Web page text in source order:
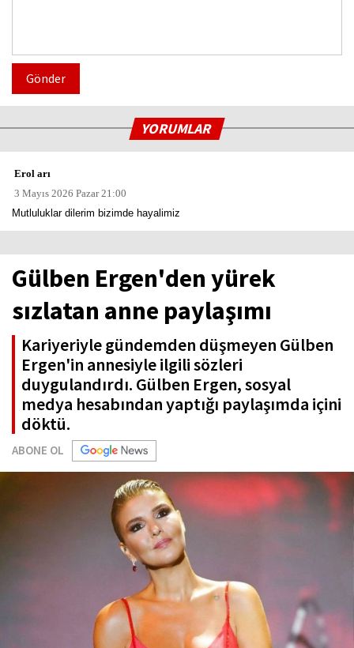
Gönder
YORUMLAR
Erol arı
3 Mayıs 2026 Pazar 21:00
Mutluluklar dilerim bizimde hayalimiz
Gülben Ergen'den yürek
sızlatan anne paylaşımı
Kariyeriyle gündemden düşmeyen Gülben
Ergen'in annesiyle ilgili sözleri
duygulandırdı. Gülben Ergen, sosyal
medya hesabından yaptığı paylaşımda içini
döktü.
ABONE OL